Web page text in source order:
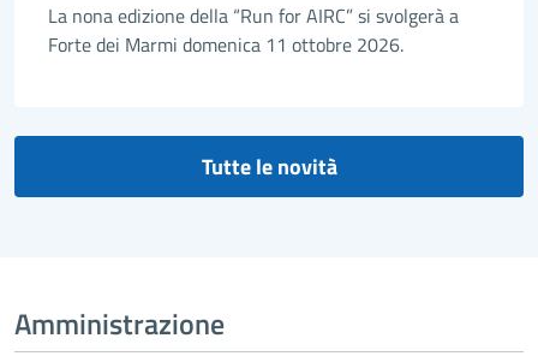
La nona edizione della “Run for AIRC” si svolgerà a
Forte dei Marmi domenica 11 ottobre 2026.
Tutte le novità
Amministrazione